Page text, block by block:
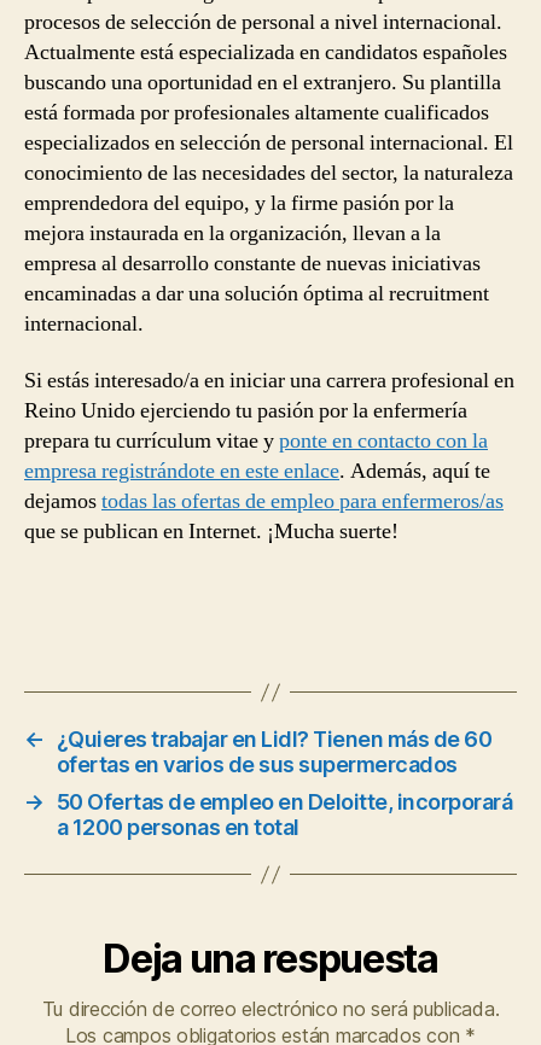
procesos de selección de personal a nivel internacional.
Actualmente está especializada en candidatos españoles
buscando una oportunidad en el extranjero. Su plantilla
está formada por profesionales altamente cualificados
especializados en selección de personal internacional. El
conocimiento de las necesidades del sector, la naturaleza
emprendedora del equipo, y la firme pasión por la
mejora instaurada en la organización, llevan a la
empresa al desarrollo constante de nuevas iniciativas
encaminadas a dar una solución óptima al recruitment
internacional.
Si estás interesado/a en iniciar una carrera profesional en
Reino Unido ejerciendo tu pasión por la enfermería
prepara tu currículum vitae yponte en contacto con la
empresa registrándote en este enlace. Además, aquí te
dejamostodas las ofertas de empleo para enfermeros/as
que se publican en Internet. ¡Mucha suerte!
←
¿Quieres trabajar en Lidl? Tienen más de 60
ofertas en varios de sus supermercados
→
50 Ofertas de empleo en Deloitte, incorporará
a 1200 personas en total
Deja una respuesta
Tu dirección de correo electrónico no será publicada.
Los campos obligatorios están marcados con *